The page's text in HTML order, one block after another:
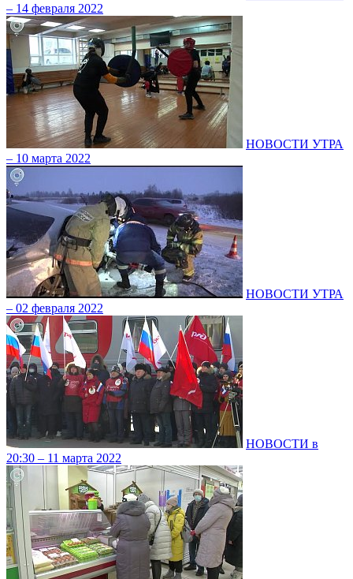
– 14 февраля 2022
НОВОСТИ УТРА
– 10 марта 2022
НОВОСТИ УТРА
– 02 февраля 2022
НОВОСТИ в
20:30 – 11 марта 2022